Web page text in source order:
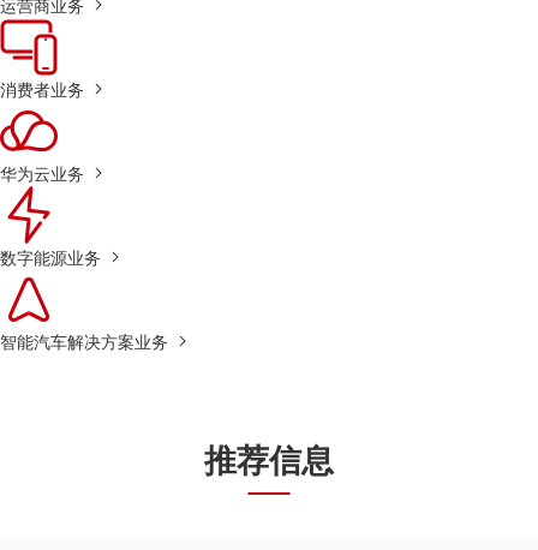
运营商业务
消费者业务
华为云业务
数字能源业务
智能汽车解决方案业务
推荐信息